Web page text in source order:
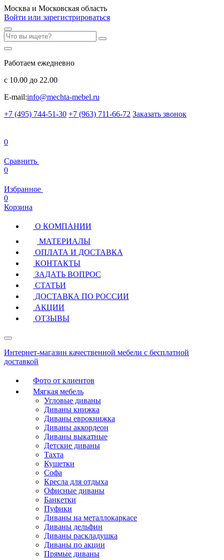
Москва и Московская область
Войти или зарегистрироваться
Работаем ежедневно
с 10.00 до 22.00
E-mail:info@mechta-mebel.ru
+7 (495) 744-51-30 +7 (963) 711-66-72 Заказать звонок
0
Сравнить
0
Избранное
0
Корзина
О КОМПАНИИ
МАТЕРИАЛЫ
ОПЛАТА И ДОСТАВКА
КОНТАКТЫ
ЗАДАТЬ ВОПРОС
СТАТЬИ
ДОСТАВКА ПО РОССИИ
АКЦИИ
ОТЗЫВЫ
Интернет-магазин качественной мебели с бесплатной
доставкой
Фото от клиентов
Мягкая мебель
Угловые диваны
Диваны книжка
Диваны еврокнижка
Диваны аккордеон
Диваны выкатные
Детские диваны
Тахта
Кушетки
Софа
Кресла для отдыха
Офисные диваны
Банкетки
Пуфики
Диваны на металлокаркасе
Диваны дельфин
Диваны раскладушка
Диваны по акции
Прямые диваны